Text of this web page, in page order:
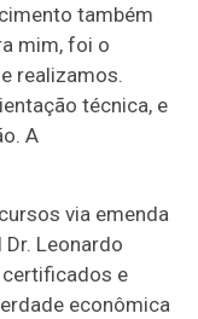
também
mim, foi o
realizamos.
técnica, e
A
via emenda
Leonardo
e
econômica